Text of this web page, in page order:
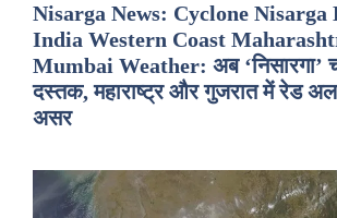
Nisarga News: Cyclone Nisarga
India Western Coast
Mumbai Weather: अब ‘निसारगा’
दस्तक, महाराष्ट्र और गुजरात में रेड
असर